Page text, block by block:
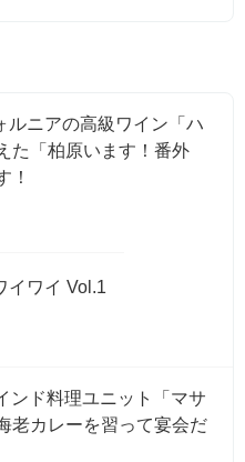
ルニアの高級ワイン「ハ
た「柏原います！番外
！
イワイ Vol.1
ンド料理ユニット「マサ
老カレーを習って宴会だ